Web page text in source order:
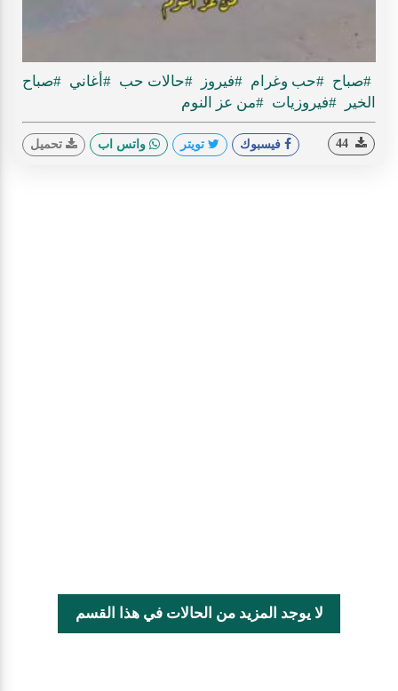
#صباح #حب وغرام #فيروز #حالات حب #أغاني #صباح
الخير
#فيروزيات #من عز النوم
فيسبوك تويتر واتس اب تحميل
لا يوجد المزيد من الحالات في هذا القسم